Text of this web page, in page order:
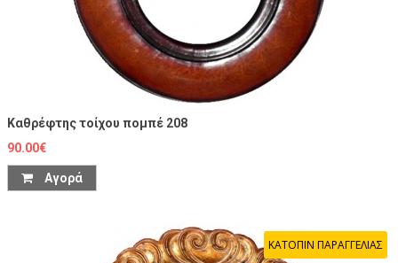
Καθρέφτης τοίχου πομπέ 208
90.00€
Αγορά
ΚΑΤΟΠΙΝ ΠΑΡΑΓΓΕΛΙΑΣ